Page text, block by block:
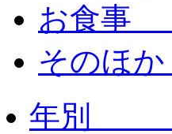
お食
その
年